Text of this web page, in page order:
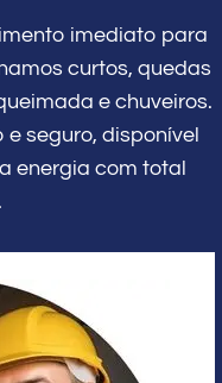
imediato para
curtos, quedas
e chuveiros.
seguro, disponível
energia com total